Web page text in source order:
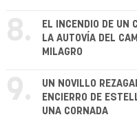
8.
EL INCENDIO DE UN
LA AUTOVÍA DEL
MILAGRO
9.
UN NOVILLO
ENCIERRO DE
UNA CORNADA